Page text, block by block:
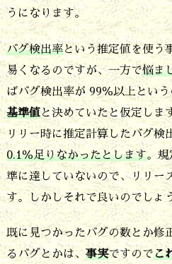
グ
洗
い
出
し
が
ま
だ
充
分
うになります。
バグ検出率という推定値を使う
易くなるのですが、一方で悩ま
ばバグ検出率が 99％以上とい
基準値と決めていたと仮定しま
リリー時に推定計算したバグ検
0.1％足りなかったとします。規
準に達していないので、リリー
す。しかしそれで良いのでしょ
既に見つかったバグの数とか修
るバグとかは、事実ですのでこ